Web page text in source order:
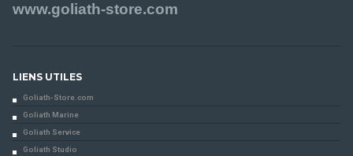
www.goliath-store.com
LIENS UTILES
Goliath-Store.com
Goliath Marine
Goliath Service
Goliath Studio